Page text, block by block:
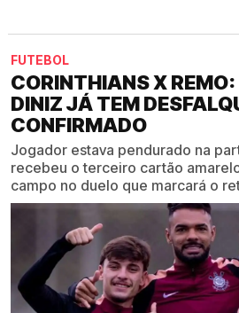
FUTEBOL
CORINTHIANS X
DINIZ JÁ TEM
CONFIRMADO
Jogador estava pendurado na
recebeu o terceiro cartão
campo no duelo que marcará o